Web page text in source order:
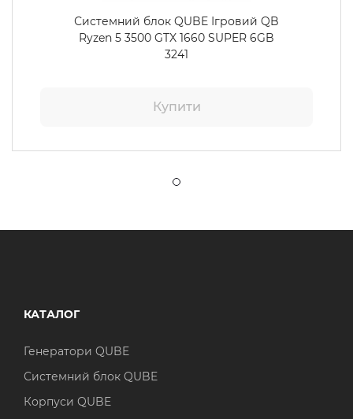
Системний блок QUBE Ігровий QB
Ryzen 5 3500 GTX 1660 SUPER 6GB
3241
Купити
КАТАЛОГ
Генератори QUBE
Системний блок QUBE
Корпуси QUBE